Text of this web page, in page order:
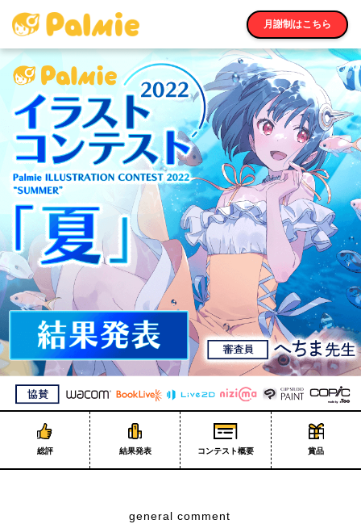
月謝制はこちら
総評 結果発表 コンテスト概要 賞品
general comment